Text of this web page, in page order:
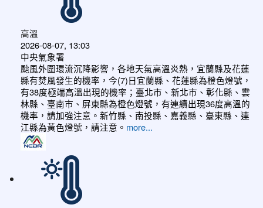
高溫
2026-08-07, 13:03
中央氣象署
颱風外圍環流沉降影響，各地天氣高溫炎熱，宜蘭縣及花蓮
縣有焚風發生的機率，今(7)日宜蘭縣、花蓮縣為橙色燈號，
有38度極端高溫出現的機率；臺北市、新北市、彰化縣、雲
林縣、臺南市、屏東縣為橙色燈號，有連續出現36度高溫的
機率，請加強注意。新竹縣、南投縣、嘉義縣、臺東縣、連
江縣為黃色燈號，請注意。 more...